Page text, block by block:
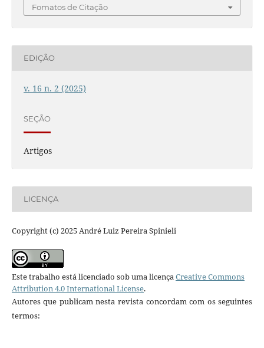
Fomatos de Citação
EDIÇÃO
v. 16 n. 2 (2025)
SEÇÃO
Artigos
LICENÇA
Copyright (c) 2025 André Luiz Pereira Spinieli
Este trabalho está licenciado sob uma licençaCreative Commons
Attribution 4.0 International License.
Autores que publicam nesta revista concordam com os seguintes
termos: